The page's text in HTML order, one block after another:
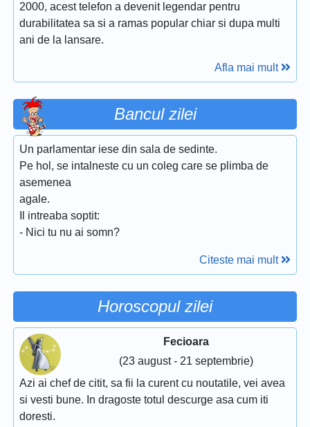
2000, acest telefon a devenit legendar pentru
durabilitatea sa si a ramas popular chiar si dupa multi
ani de la lansare.
Afla mai mult
Bancul zilei
Un parlamentar iese din sala de sedinte.
Pe hol, se intalneste cu un coleg care se plimba de
asemenea
agale.
Il intreaba soptit:
- Nici tu nu ai somn?
Citeste mai mult
Horoscopul zilei
Fecioara
(23 august - 21 septembrie)
Azi ai chef de citit, sa fii la curent cu noutatile, vei avea
si vesti bune. In dragoste totul descurge asa cum iti
doresti.